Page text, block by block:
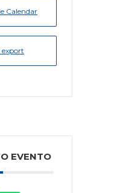
Calendar
EVENTO